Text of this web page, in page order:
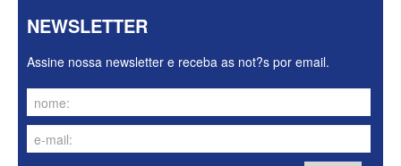
NEWSLETTER
Assine nossa newsletter e receba as not?s por email.